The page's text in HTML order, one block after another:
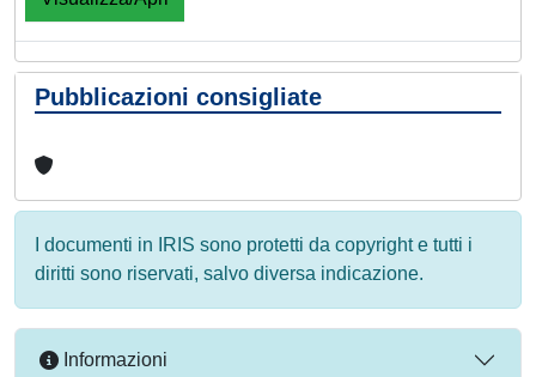
Pubblicazioni consigliate
I documenti in IRIS sono protetti da copyright e tutti i
diritti sono riservati, salvo diversa indicazione.
Informazioni